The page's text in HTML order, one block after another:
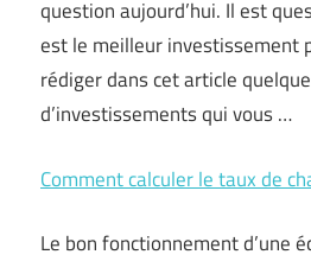
question aujourd’hui. Il est
est le meilleur investissement
rédiger dans cet article
d’investissements qui vous …
Comment calculer le taux de
Le bon fonctionnement d’une